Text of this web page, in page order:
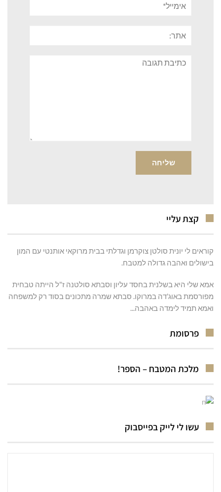
תגובה
קצת עליי
קוראים לי יונית סולטן צוקרמן וגדלתי בבית מרוקאי אותנטי עם המון
בישולים ואהבה גדולה למטבח.
אמא שלי היא בשלנית בחסד עליון וסבתא סולטנה ז"ל הייתה טבחית
מפורסמת באוג'דה במרוקו. סבתא שמרה מתכונים בסוד רק למשפחה
ואמא תמיד לימדה באהבה...
פרסומת
מלכת המטבח – הספר!
עשו לי לייק בפייסבוק